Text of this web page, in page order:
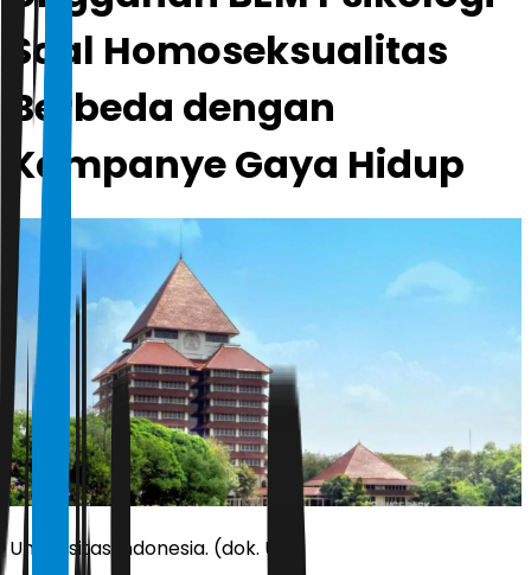
Soal Homoseksualitas
Berbeda dengan
Kampanye Gaya Hidup
Universitas Indonesia. (dok. UI)